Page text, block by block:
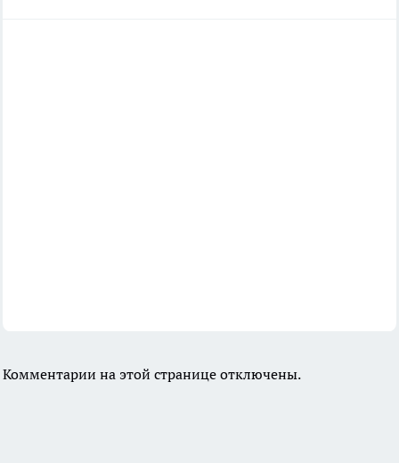
Комментарии на этой странице отключены.